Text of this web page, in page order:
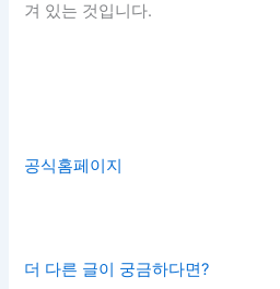
겨 있는 것입니다.
공식홈페이지
더 다른 글이 궁금하다면?